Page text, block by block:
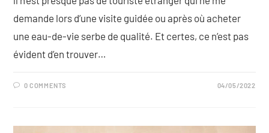
demande lors d’une visite guidée ou après où acheter
une eau-de-vie serbe de qualité. Et certes, ce n’est pas
évident d’en trouver…
0 COMMENTS 04/05/2022